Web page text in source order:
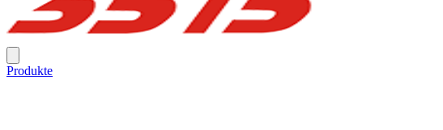
Produkte